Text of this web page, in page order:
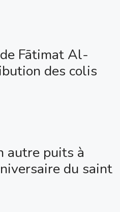
Fātimat Al-
des colis
autre puits à
du saint